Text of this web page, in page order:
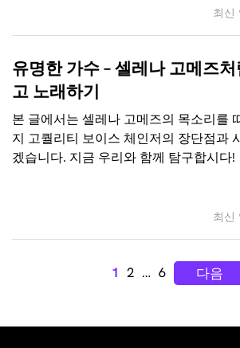
최신
유명한 가수 – 셀레나 고메즈
고 노래하기
본 글에서는 셀레나 고메즈의 목소리를
지 고퀄리티 보이스 체인저의 장단점과
겠습니다. 지금 우리와 함께 탐구합시다!
최신
1 2 … 6 다음